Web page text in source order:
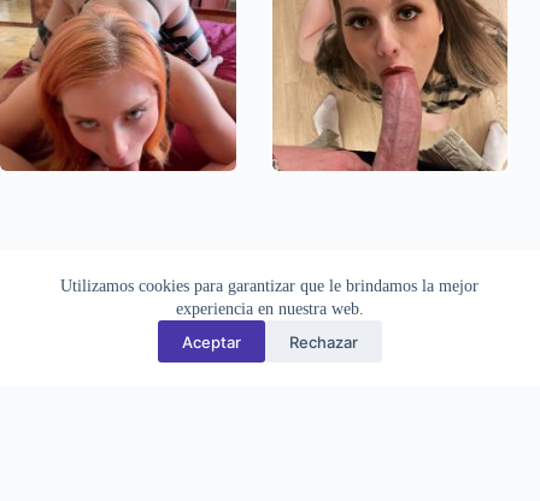
Utilizamos cookies para garantizar que le brindamos la mejor
experiencia en nuestra web.
Aceptar Rechazar